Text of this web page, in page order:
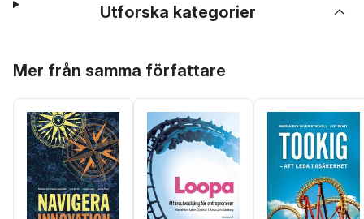
Utforska kategorier
Mer från samma författare